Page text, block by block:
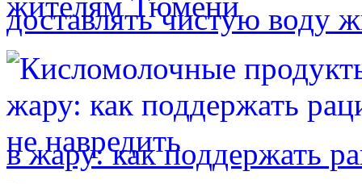
доставлять чистую воду
в жару: как поддержать